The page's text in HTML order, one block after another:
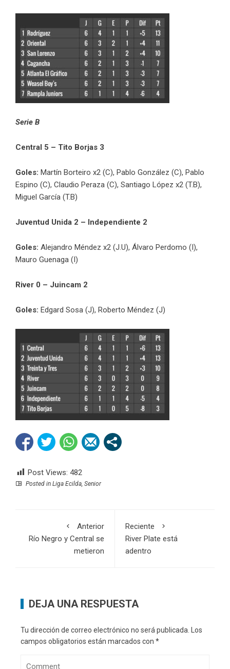
Serie B
Central 5 – Tito Borjas 3
Goles: Martín Borteiro x2 (C), Pablo González (C), Pablo
Espino (C), Claudio Peraza (C), Santiago López x2 (T.B),
Miguel García (T.B)
Juventud Unida 2 – Independiente 2
Goles: Alejandro Méndez x2 (J.U), Álvaro Perdomo (I),
Mauro Guenaga (I)
River 0 – Juincam 2
Goles: Edgard Sosa (J), Roberto Méndez (J)
Post Views: 482
Posted in Liga Ecilda, Senior
Anterior
Río Negro y Central se
metieron
Reciente
River Plate está
adentro
DEJA UNA RESPUESTA
Tu dirección de correo electrónico no será publicada. Los
campos obligatorios están marcados con *